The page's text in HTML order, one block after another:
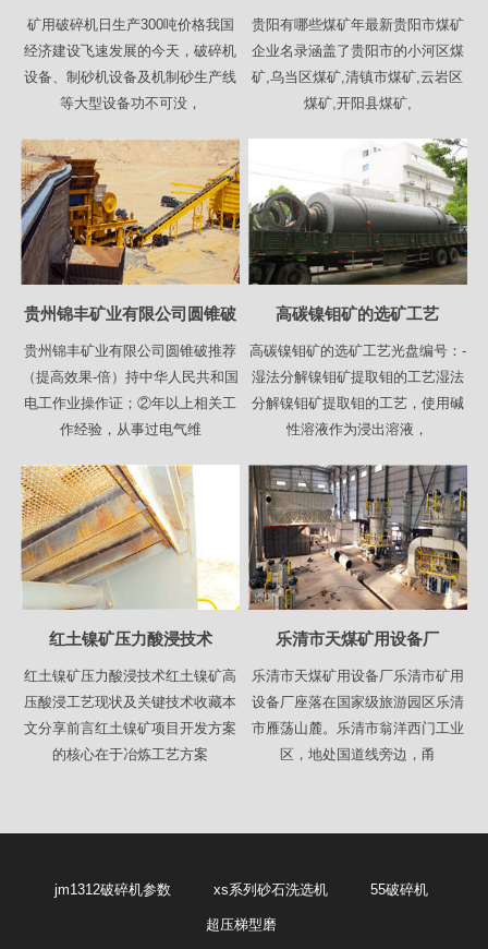
矿用破碎机日生产300吨价格我国
经济建设飞速发展的今天，破碎机
设备、制砂机设备及机制砂生产线
等大型设备功不可没，
贵阳有哪些煤矿年最新贵阳市煤矿
企业名录涵盖了贵阳市的小河区煤
矿,乌当区煤矿,清镇市煤矿,云岩区
煤矿,开阳县煤矿,
贵州锦丰矿业有限公司圆锥破
贵州锦丰矿业有限公司圆锥破推荐
（提高效果-倍）持中华人民共和国
电工作业操作证；②年以上相关工
作经验，从事过电气维
高碳镍钼矿的选矿工艺
高碳镍钼矿的选矿工艺光盘编号：-
湿法分解镍钼矿提取钼的工艺湿法
分解镍钼矿提取钼的工艺，使用碱
性溶液作为浸出溶液，
红土镍矿压力酸浸技术
红土镍矿压力酸浸技术红土镍矿高
压酸浸工艺现状及关键技术收藏本
文分享前言红土镍矿项目开发方案
的核心在于冶炼工艺方案
乐清市天煤矿用设备厂
乐清市天煤矿用设备厂乐清市矿用
设备厂座落在国家级旅游园区乐清
市雁荡山麓。乐清市翁洋西门工业
区，地处国道线旁边，甬
jm1312破碎机参数 xs系列砂石洗选机 55破碎机
超压梯型磨